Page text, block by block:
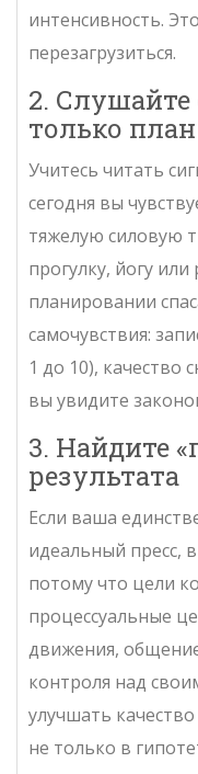
интенсивность.
перезагрузиться.
2. Слушайте
только план
Учитесь читать
сегодня вы
тяжелую силовую
прогулку, йогу или
планировании
самочувствия:
1 до 10), качество
вы увидите
3. Найдите
результата
Если ваша
идеальный пресс,
потому что цели
процессуальные
движения,
контроля над
улучшать
не только в